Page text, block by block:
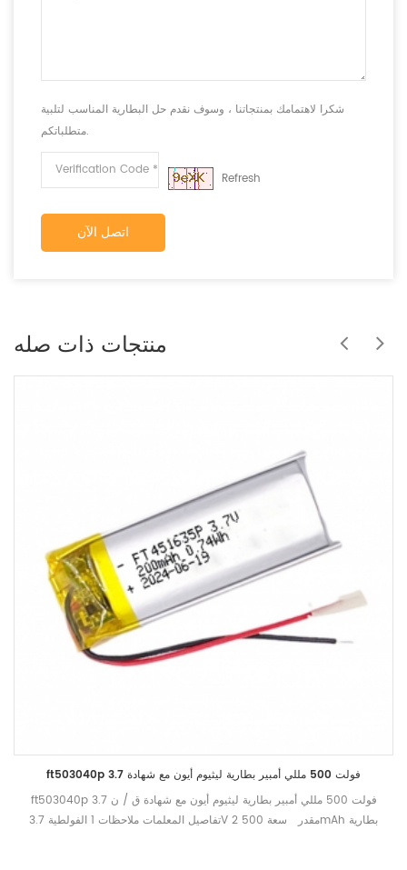
شكرا لاهتمامك بمنتجاتنا ، وسوف نقدم حل البطارية المناسب لتلبية
متطلباتكم.
Refresh
اتصل الآن
منتجات ذات صله
ft503040p 3.7 فولت 500 مللي أمبير بطارية ليثيوم أيون مع شهادة
ft503040p 3.7 فولت 500 مللي أمبير بطارية ليثيوم أيون مع شهادة ق / ن
تفاصيل المعلمات ملاحظات 1 الفولطية 3.7V 2 مقدر سعة 500mAh بطارية